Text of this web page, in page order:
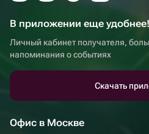
В приложении еще удобнее!
Личный кабинет получателя,
напоминания о событиях
Скачать
Офис в Москве